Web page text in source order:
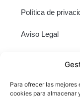
Para ofrecer las
cookies para almacenar
Política de
Aviso Legal
CONTACTO